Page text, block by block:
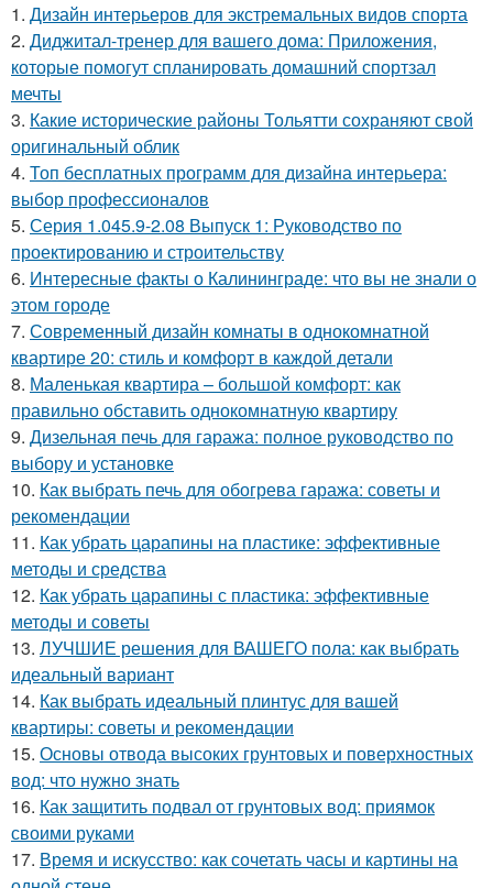
1. Дизайн интерьеров для экстремальных видов спорта
2. Диджитал-тренер для вашего дома: Приложения,
которые помогут спланировать домашний спортзал
мечты
3. Какие исторические районы Тольятти сохраняют свой
оригинальный облик
4. Топ бесплатных программ для дизайна интерьера:
выбор профессионалов
5. Серия 1.045.9-2.08 Выпуск 1: Руководство по
проектированию и строительству
6. Интересные факты о Калининграде: что вы не знали о
этом городе
7. Современный дизайн комнаты в однокомнатной
квартире 20: стиль и комфорт в каждой детали
8. Маленькая квартира – большой комфорт: как
правильно обставить однокомнатную квартиру
9. Дизельная печь для гаража: полное руководство по
выбору и установке
10. Как выбрать печь для обогрева гаража: советы и
рекомендации
11. Как убрать царапины на пластике: эффективные
методы и средства
12. Как убрать царапины с пластика: эффективные
методы и советы
13. ЛУЧШИЕ решения для ВАШЕГО пола: как выбрать
идеальный вариант
14. Как выбрать идеальный плинтус для вашей
квартиры: советы и рекомендации
15. Основы отвода высоких грунтовых и поверхностных
вод: что нужно знать
16. Как защитить подвал от грунтовых вод: приямок
своими руками
17. Время и искусство: как сочетать часы и картины на